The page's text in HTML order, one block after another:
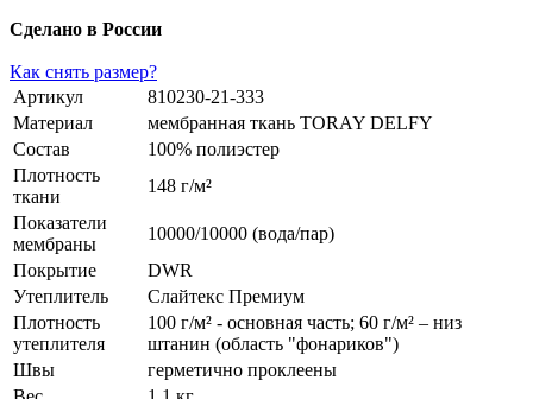
Сделано в России
Как снять размер?
Артикул
810230-21-333
Материал
мембранная ткань TORAY DELFY
Состав
100% полиэстер
Плотность
ткани
148 г/м²
Показатели
мембраны
10000/10000 (вода/пар)
Покрытие
DWR
Утеплитель
Слайтекс Премиум
Плотность
утеплителя
100 г/м² - основная часть; 60 г/м² – низ
штанин (область "фонариков")
Швы
герметично проклеены